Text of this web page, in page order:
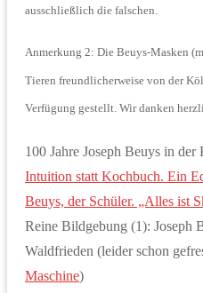
ausschließlich die falschen.
Anmerkung 2: Die Beuys-Masken
Tieren freundlicherweise von der
Verfügung gestellt. Wir danken
100 Jahre Joseph Beuys in
Intuition statt Kochbuch. Ein
Beuys, der Schüler. „Alles ist
Reine Bildgebung (1): Joseph
Waldfrieden (leider schon
Maschine)